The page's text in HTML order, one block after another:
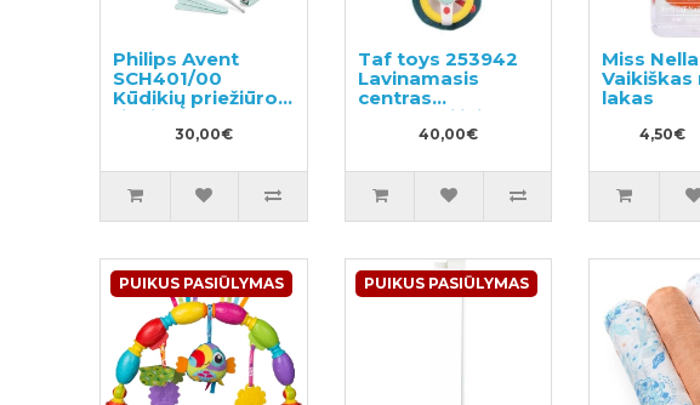
Philips Avent
SCH401/00
Kūdikių priežiūros
rinkinys
30,00€
Taf toys 253942
Lavinamasis
centras
automobiliui
40,00€
Miss Nella
Vaikiškas
lakas
4,50€
PUIKUS PASIŪLYMAS PUIKUS PASIŪLYMAS